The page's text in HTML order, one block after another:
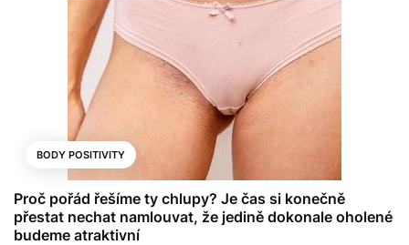
BODY POSITIVITY
Proč pořád řešíme ty chlupy? Je čas si konečně
přestat nechat namlouvat, že jedině dokonale oholené
budeme atraktivní